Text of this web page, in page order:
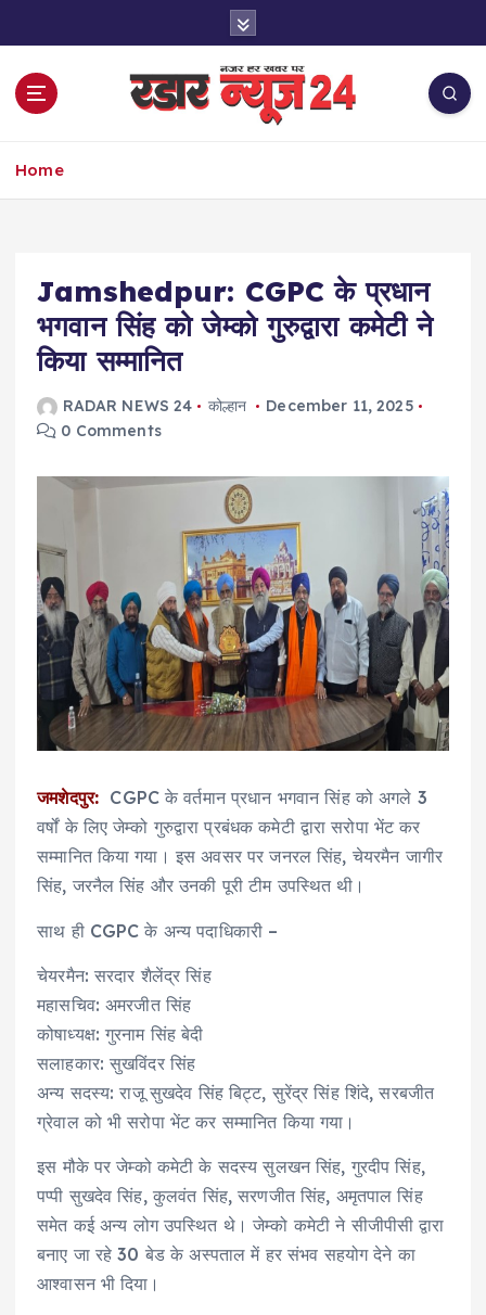
Home
Jamshedpur: CGPC के प्रधान
भगवान सिंह को जेम्को गुरुद्वारा कमेटी ने
किया सम्मानित
RADAR NEWS 24 कोल्हान
December 11, 2025
0 Comments
जमशेदपुर: CGPC के वर्तमान प्रधान भगवान सिंह को अगले 3
वर्षों के लिए जेम्को गुरुद्वारा प्रबंधक कमेटी द्वारा सरोपा भेंट कर
सम्मानित किया गया। इस अवसर पर जनरल सिंह, चेयरमैन जागीर
सिंह, जरनैल सिंह और उनकी पूरी टीम उपस्थित थी।
साथ ही CGPC के अन्य पदाधिकारी –
चेयरमैन: सरदार शैलेंद्र सिंह
महासचिव: अमरजीत सिंह
कोषाध्यक्ष: गुरनाम सिंह बेदी
सलाहकार: सुखविंदर सिंह
अन्य सदस्य: राजू सुखदेव सिंह बिट्ट, सुरेंद्र सिंह शिंदे, सरबजीत
ग्रेवाल को भी सरोपा भेंट कर सम्मानित किया गया।
इस मौके पर जेम्को कमेटी के सदस्य सुलखन सिंह, गुरदीप सिंह,
पप्पी सुखदेव सिंह, कुलवंत सिंह, सरणजीत सिंह, अमृतपाल सिंह
समेत कई अन्य लोग उपस्थित थे। जेम्को कमेटी ने सीजीपीसी द्वारा
बनाए जा रहे 30 बेड के अस्पताल में हर संभव सहयोग देने का
आश्वासन भी दिया।